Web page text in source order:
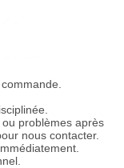
problèmes après
nous contacter.